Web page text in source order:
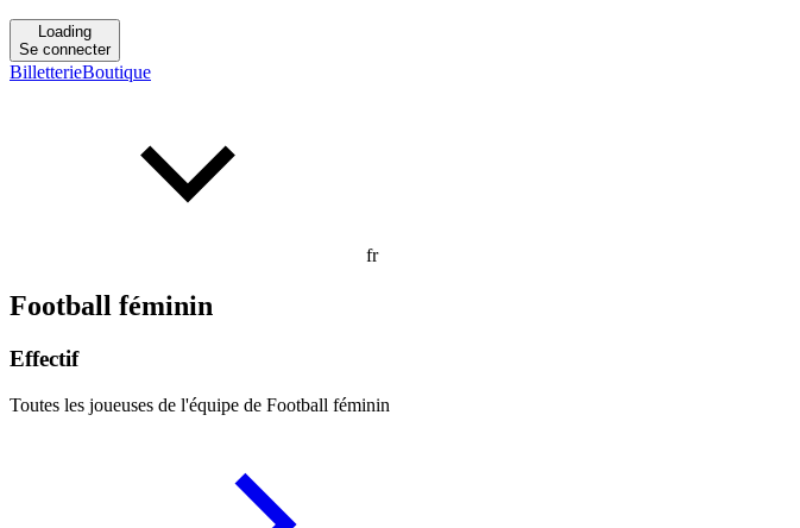
Loading
Se connecter
BilletterieBoutique
fr
Football féminin
Effectif
Toutes les joueuses de l'équipe de Football féminin